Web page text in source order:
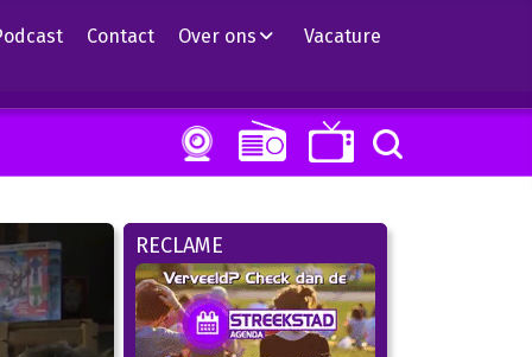
Contact Over ons Vacature
RECLAME